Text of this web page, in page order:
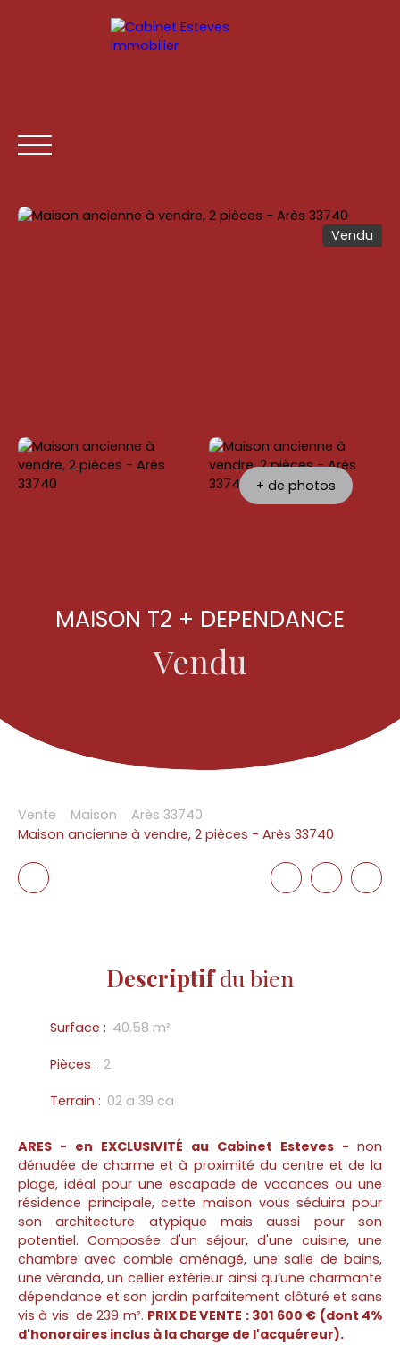
ESTIMATION
Vendu
+ de photos
MAISON T2 + DEPENDANCE
Vendu
Vente Maison
Arès 33740
Maison ancienne à vendre, 2 pièces - Arès 33740
Descriptifdu bien
Surface : 40.58 m²
Pièces : 2
Terrain : 02 a 39 ca
ARES - en EXCLUSIVITÉ au Cabinet Esteves - non
dénudée de charme et à proximité du centre et de la
plage, idéal pour une escapade de vacances ou une
résidence principale, cette maison vous séduira pour
son architecture atypique mais aussi pour son
potentiel. Composée d'un séjour, d'une cuisine, une
chambre avec comble aménagé, une salle de bains,
une véranda, un cellier extérieur ainsi qu’une charmante
dépendance et son jardin parfaitement clôturé et sans
vis à vis de 239 m². PRIX DE VENTE : 301 600 € (dont 4%
d'honoraires inclus à la charge de l'acquéreur).